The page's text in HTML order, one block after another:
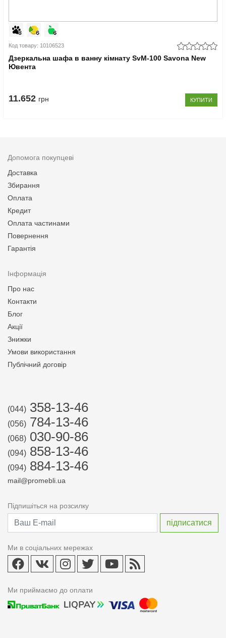
Код товару: 10106523
Дзеркальна шафа в ванну кімнату SvM-100 Savona New
Ювента
11.652 грн КУПИТИ
Допомога покупцеві
Доставка
Збирання
Оплата
Кредит
Оплата частинами
Повернення
Гарантія
Інформація
Про нас
Контакти
Блог
Акції
Знижки
Умови використання
Публічний договір
(044) 358-13-46
(056) 784-13-46
(068) 030-90-86
(094) 858-13-46
(094) 884-13-46
mail@promebli.ua
Підпишіться на розсилку
Ми в соціальних мережах
Ми приймаємо до оплати